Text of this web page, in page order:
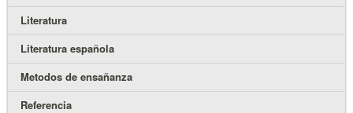
Literatura
Literatura española
Metodos de ensañanza
Referencia